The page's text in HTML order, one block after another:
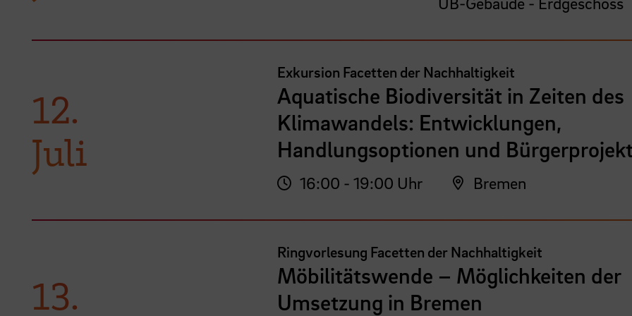
12.
Juli
Exkursion Facetten der Nachhaltigkeit
Aquatische Biodiversität in Zeiten des
Klimawandels: Entwicklungen,
Handlungsoptionen und
16:00 - 19:00 Uhr Bremen
13.
Ringvorlesung Facetten der Nachhaltigkeit
Möbilitätswende – Möglichkeiten der
Umsetzung in Bremen